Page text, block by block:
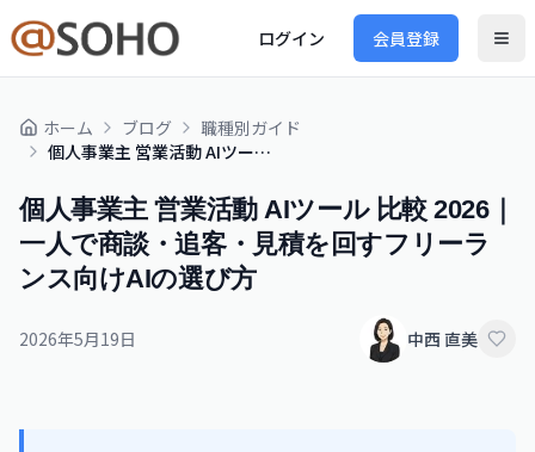
ログイン 会員登録
ホーム ブログ
職種別ガイド
個人事業主 営業活動 AIツール 比較 2026｜一人で商談・追客・見積を回すフリーランス向けAIの選び方
個人事業主 営業活動 AIツール 比較 2026｜
一人で商談・追客・見積を回すフリーラ
ンス向けAIの選び方
2026年5月19日 中西 直美